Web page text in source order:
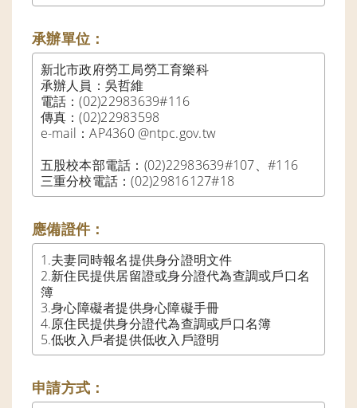
承辦單位：
新北市政府勞工局勞工育樂科
承辦人員：吳哲維
電話：(02)22983639#116
傳真：(02)22983598
e-mail：AP4360 @ntpc.gov.tw
五股校本部電話：(02)22983639#107、#116
三重分校電話：(02)29816127#18
應備證件：
1.夫妻同時報名提供身分證明文件
2.新住民提供居留證或身分證代為查調或戶口名
簿
3.身心障礙者提供身心障礙手冊
4.原住民提供身分證代為查調或戶口名簿
5.低收入戶者提供低收入戶證明
申請方式：